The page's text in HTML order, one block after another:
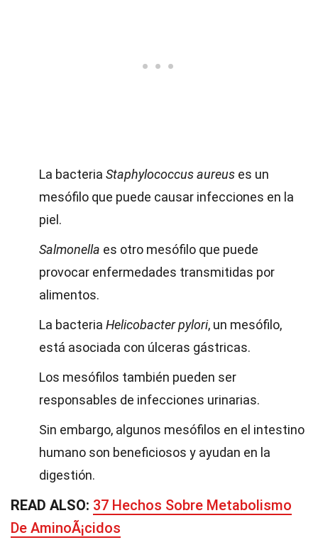
La bacteria Staphylococcus aureus es un
mesófilo que puede causar infecciones en la
piel.
Salmonella es otro mesófilo que puede
provocar enfermedades transmitidas por
alimentos.
La bacteria Helicobacter pylori, un mesófilo,
está asociada con úlceras gástricas.
Los mesófilos también pueden ser
responsables de infecciones urinarias.
Sin embargo, algunos mesófilos en el intestino
humano son beneficiosos y ayudan en la
digestión.
READ ALSO: 37 Hechos Sobre Metabolismo
De AminoÃ¡cidos